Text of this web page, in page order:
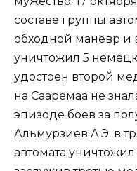
составе группы
обходной маневр и
уничтожил 5
удостоен второй
на Сааремаа не
эпизоде боев за
Альмурзиев А.Э. в
автомата